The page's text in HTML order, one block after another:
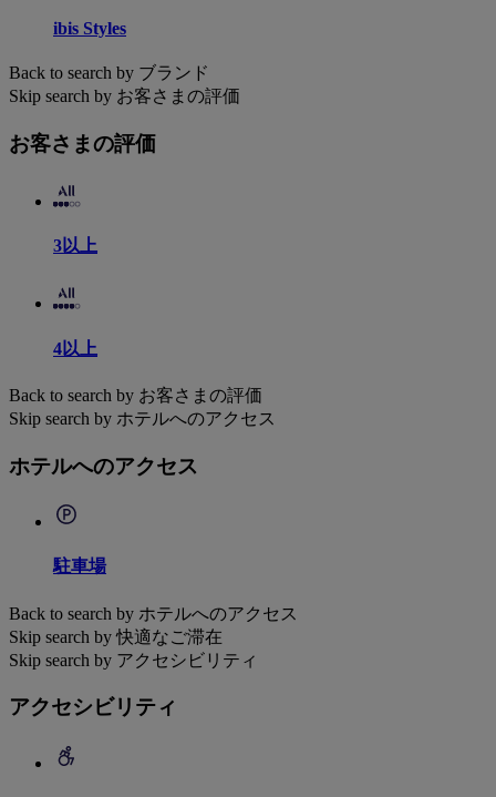
ibis Styles
Back to search by ブランド
Skip search by お客さまの評価
お客さまの評価
3以上
4以上
Back to search by お客さまの評価
Skip search by ホテルへのアクセス
ホテルへのアクセス
駐車場
Back to search by ホテルへのアクセス
Skip search by 快適なご滞在
Skip search by アクセシビリティ
アクセシビリティ